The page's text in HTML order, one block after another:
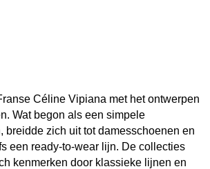
Céline Vipiana met het ontwerpen
Wat begon als een simpele
breidde zich uit tot damesschoenen en
een ready-to-wear lijn. De collecties
kenmerken door klassieke lijnen en